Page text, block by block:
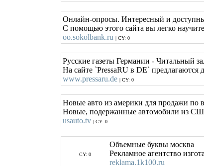
Онлайн-опросы. Интересный и
С помощью этого сайта вы легко
oo.sokolbank.ru | CY: 0
Русские газеты Германии - Читальный
На сайте `PressaRU в DE`
www.pressaru.de | CY: 0
Новые авто из америки для продажи
Новые, подержанные автомобили из
usauto.tv | CY: 0
CY: 0
Объемные буквы москва
Рекламное агентство
reklama.1k100.ru